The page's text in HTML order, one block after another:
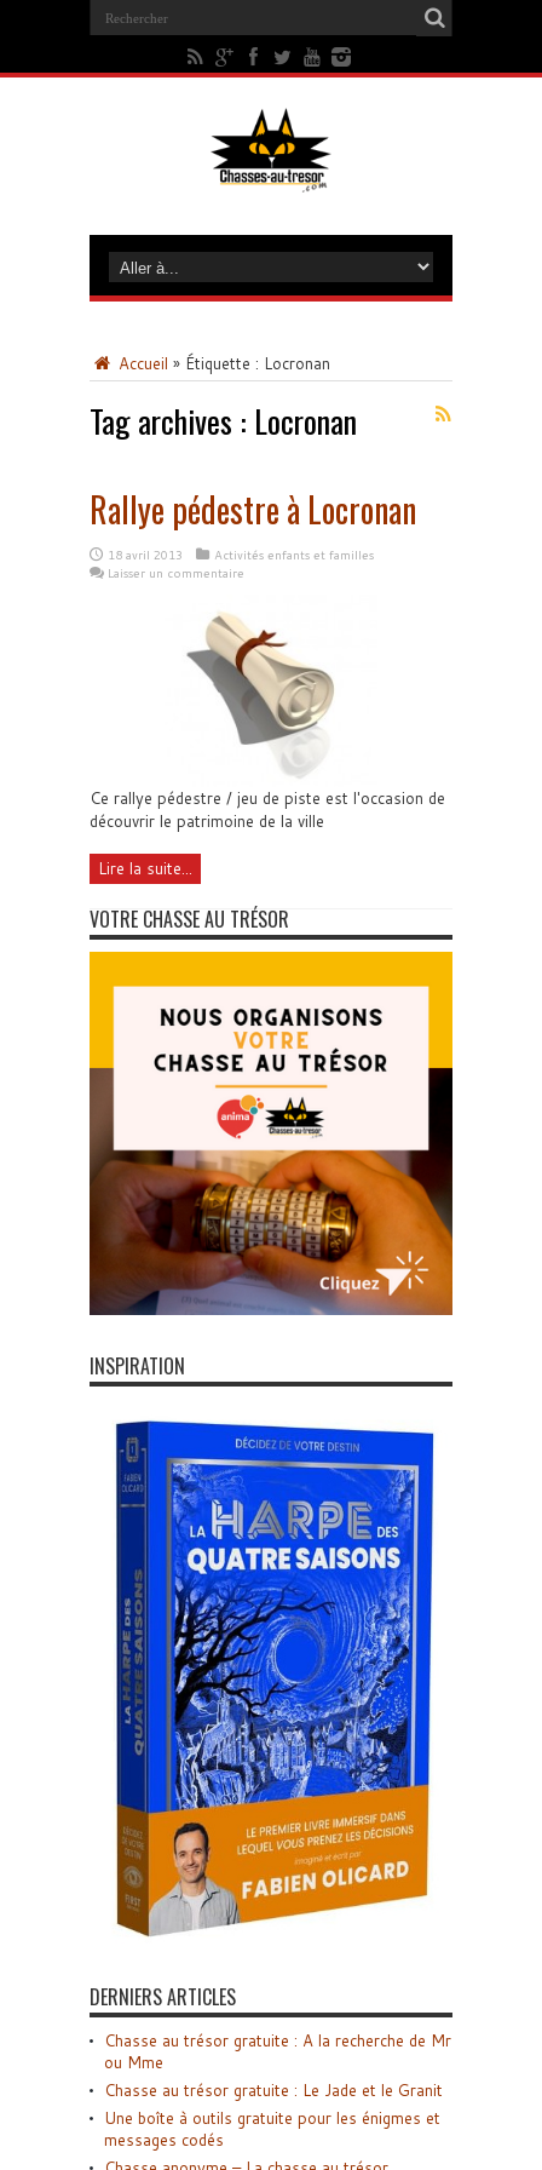
Accueil » Étiquette : Locronan
Tag archives : Locronan
Rallye pédestre à Locronan
18 avril 2013
Activités enfants et familles
Laisser un commentaire
Ce rallye pédestre / jeu de piste est l'occasion de
découvrir le patrimoine de la ville
Lire la suite...
VOTRE CHASSE AU TRÉSOR
INSPIRATION
DERNIERS ARTICLES
Chasse au trésor gratuite : A la recherche de Mr
ou Mme
Chasse au trésor gratuite : Le Jade et le Granit
Une boîte à outils gratuite pour les énigmes et
messages codés